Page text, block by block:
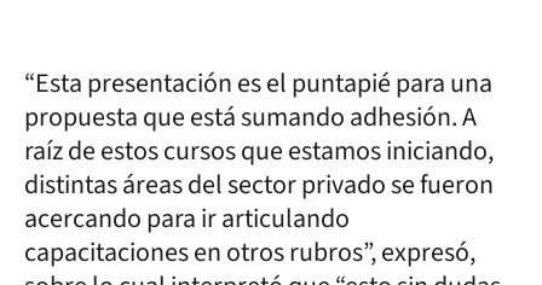
“Esta presentación es el puntapié para una
propuesta que está sumando adhesión. A
raíz de estos cursos que estamos iniciando,
distintas áreas del sector privado se fueron
acercando para ir articulando
capacitaciones en otros rubros”, expresó,